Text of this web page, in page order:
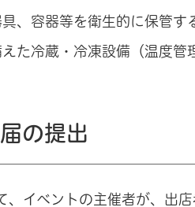
、容器等を衛生的に保管す
た冷蔵・冷凍設備（温度管
の提出
、イベントの主催者が、出